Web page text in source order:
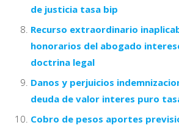
de justicia tasa bip
Recurso extraordinario
honorarios del abogado
doctrina legal
Danos y perjuicios
deuda de valor interes puro
Cobro de pesos aportes